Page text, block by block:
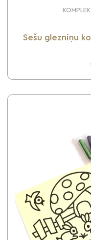
Sešu glezniņu